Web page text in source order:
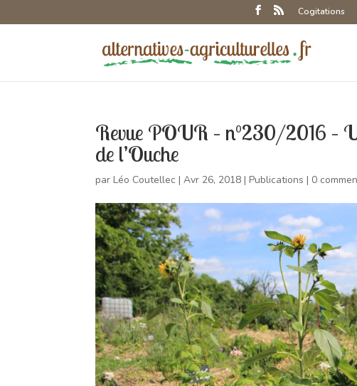
Cogitations
Revue POUR – n°230/2016 –
de l’Ouche
parLéo Coutellec |Avr 26, 2018 |Publications | 0